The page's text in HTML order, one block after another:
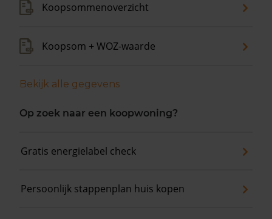
Koopsommenoverzicht
Koopsom + WOZ-waarde
Bekijk alle gegevens
Op zoek naar een koopwoning?
Gratis energielabel check
Persoonlijk stappenplan huis kopen